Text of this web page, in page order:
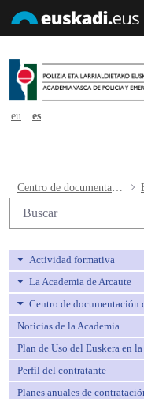
eu
es
221 abendua-
Búsqueda web
Actividad formativa
La Academia de Arcaute
Centro de documentación
Noticias de la Academia
Plan de Uso del Euskera en la
Perfil del contratante
Planes anuales de